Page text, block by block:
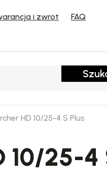
i zwrot
FAQ
HD 10/25-4 S Plus
10/25-4